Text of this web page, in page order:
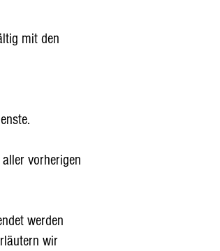
mit den
vorherigen
werden
wir